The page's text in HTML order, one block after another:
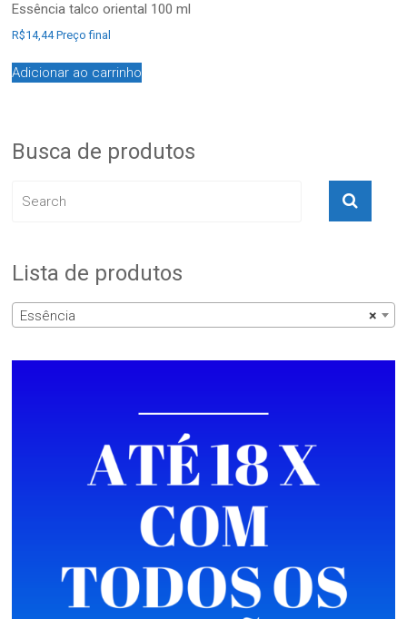
Essência talco oriental 100 ml
R$14,44 Preço final
Adicionar ao carrinho
Busca de produtos
Lista de produtos
×
Essência